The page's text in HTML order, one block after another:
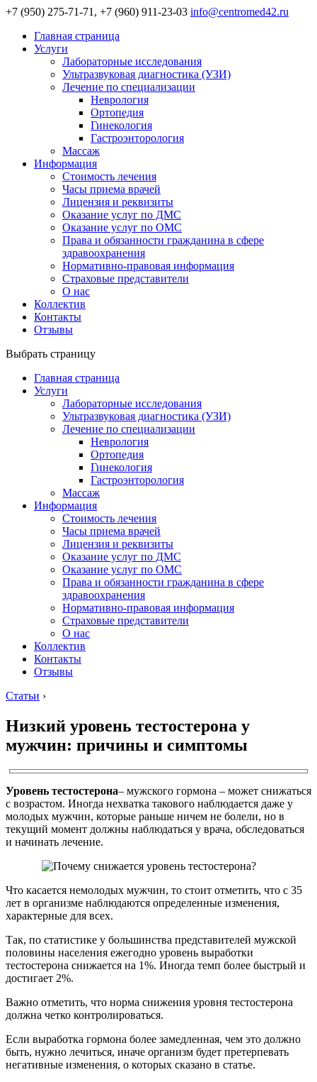
+7 (950) 275-71-71, +7 (960) 911-23-03 info@centromed42.ru
Главная страница
Услуги
Лабораторные исследования
Ультразвуковая диагностика (УЗИ)
Лечение по специализации
Неврология
Ортопедия
Гинекология
Гастроэнторология
Массаж
Информация
Стоимость лечения
Часы приема врачей
Лицензия и реквизиты
Оказание услуг по ДМС
Оказание услуг по ОМС
Права и обязанности гражданина в сфере
здравоохранения
Нормативно-правовая информация
Страховые представители
О нас
Коллектив
Контакты
Отзывы
Выбрать страницу
Главная страница
Услуги
Лабораторные исследования
Ультразвуковая диагностика (УЗИ)
Лечение по специализации
Неврология
Ортопедия
Гинекология
Гастроэнторология
Массаж
Информация
Стоимость лечения
Часы приема врачей
Лицензия и реквизиты
Оказание услуг по ДМС
Оказание услуг по ОМС
Права и обязанности гражданина в сфере
здравоохранения
Нормативно-правовая информация
Страховые представители
О нас
Коллектив
Контакты
Отзывы
Статьи ›
Низкий уровень тестостерона у
мужчин: причины и симптомы
Уровень тестостерона– мужского гормона – может снижаться
с возрастом. Иногда нехватка такового наблюдается даже у
молодых мужчин, которые раньше ничем не болели, но в
текущий момент должны наблюдаться у врача, обследоваться
и начинать лечение.
Что касается немолодых мужчин, то стоит отметить, что с 35
лет в организме наблюдаются определенные изменения,
характерные для всех.
Так, по статистике у большинства представителей мужской
половины населения ежегодно уровень выработки
тестостерона снижается на 1%. Иногда темп более быстрый и
достигает 2%.
Важно отметить, что норма снижения уровня тестостерона
должна четко контролироваться.
Если выработка гормона более замедленная, чем это должно
быть, нужно лечиться, иначе организм будет претерпевать
негативные изменения, о которых сказано в статье.